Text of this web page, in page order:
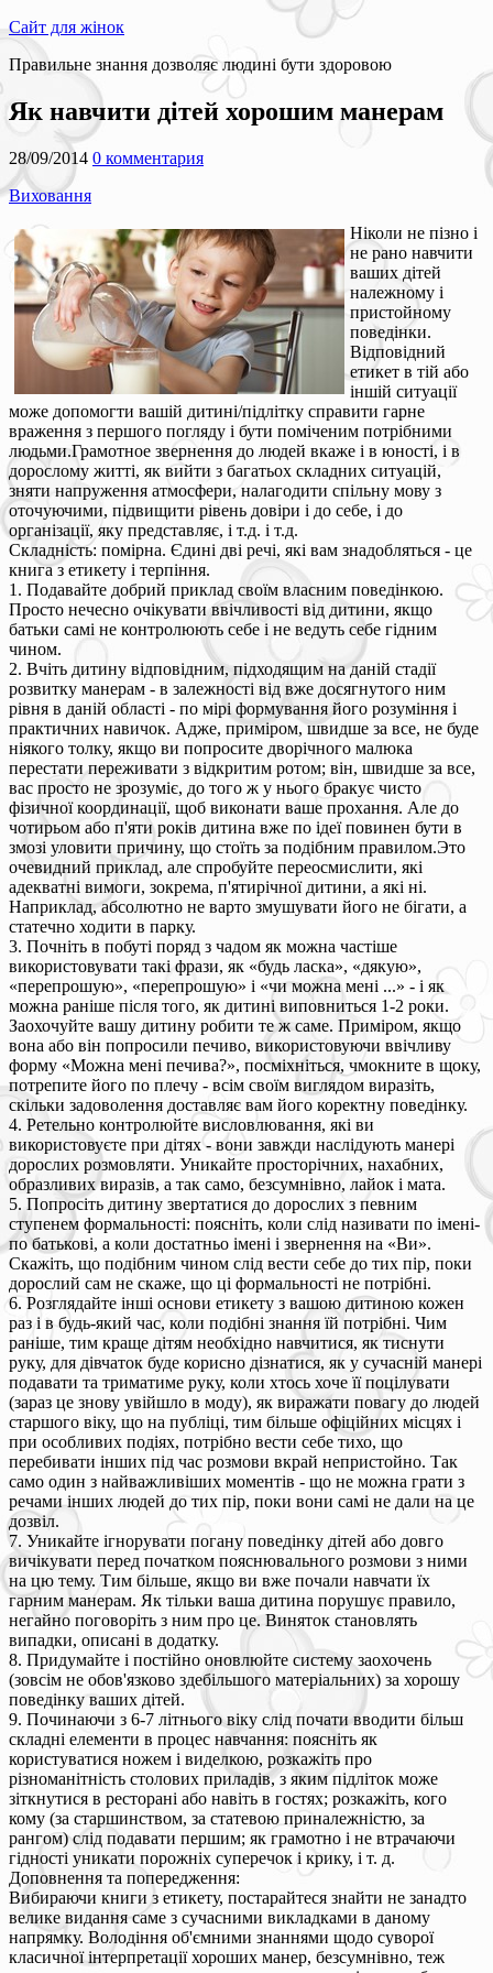
Сайт для жінок
Правильне знання дозволяє людині бути здоровою
Як навчити дітей хорошим манерам
28/09/2014 0 комментария
Виховання
Ніколи не пізно і
не рано навчити
ваших дітей
належному і
пристойному
поведінки.
Відповідний
етикет в тій або
іншій ситуації
може допомогти вашій дитині/підлітку справити гарне
враження з першого погляду і бути поміченим потрібними
людьми.Грамотное звернення до людей вкаже і в юності, і в
дорослому житті, як вийти з багатьох складних ситуацій,
зняти напруження атмосфери, налагодити спільну мову з
оточуючими, підвищити рівень довіри і до себе, і до
організації, яку представляє, і т.д. і т.д.
Складність: помірна. Єдині дві речі, які вам знадобляться - це
книга з етикету і терпіння.
1. Подавайте добрий приклад своїм власним поведінкою.
Просто нечесно очікувати ввічливості від дитини, якщо
батьки самі не контролюють себе і не ведуть себе гідним
чином.
2. Вчіть дитину відповідним, підходящим на даній стадії
розвитку манерам - в залежності від вже досягнутого ним
рівня в даній області - по мірі формування його розуміння і
практичних навичок. Адже, приміром, швидше за все, не буде
ніякого толку, якщо ви попросите дворічного малюка
перестати переживати з відкритим ротом; він, швидше за все,
вас просто не зрозуміє, до того ж у нього бракує чисто
фізичної координації, щоб виконати ваше прохання. Але до
чотирьом або п'яти років дитина вже по ідеї повинен бути в
змозі уловити причину, що стоїть за подібним правилом.Это
очевидний приклад, але спробуйте переосмислити, які
адекватні вимоги, зокрема, п'ятирічної дитини, а які ні.
Наприклад, абсолютно не варто змушувати його не бігати, а
статечно ходити в парку.
3. Почніть в побуті поряд з чадом як можна частіше
використовувати такі фрази, як «будь ласка», «дякую»,
«перепрошую», «перепрошую» і «чи можна мені ...» - і як
можна раніше після того, як дитині виповниться 1-2 роки.
Заохочуйте вашу дитину робити те ж саме. Приміром, якщо
вона або він попросили печиво, використовуючи ввічливу
форму «Можна мені печива?», посміхніться, чмокните в щоку,
потрепите його по плечу - всім своїм виглядом виразіть,
скільки задоволення доставляє вам його коректну поведінку.
4. Ретельно контролюйте висловлювання, які ви
використовуєте при дітях - вони завжди наслідують манері
дорослих розмовляти. Уникайте просторічних, нахабних,
образливих виразів, а так само, безсумнівно, лайок і мата.
5. Попросіть дитину звертатися до дорослих з певним
ступенем формальності: поясніть, коли слід називати по імені-
по батькові, а коли достатньо імені і звернення на «Ви».
Скажіть, що подібним чином слід вести себе до тих пір, поки
дорослий сам не скаже, що ці формальності не потрібні.
6. Розглядайте інші основи етикету з вашою дитиною кожен
раз і в будь-який час, коли подібні знання їй потрібні. Чим
раніше, тим краще дітям необхідно навчитися, як тиснути
руку, для дівчаток буде корисно дізнатися, як у сучасній манері
подавати та триматиме руку, коли хтось хоче її поцілувати
(зараз це знову увійшло в моду), як виражати повагу до людей
старшого віку, що на публіці, тим більше офіційних місцях і
при особливих подіях, потрібно вести себе тихо, що
перебивати інших під час розмови вкрай непристойно. Так
само один з найважливіших моментів - що не можна грати з
речами інших людей до тих пір, поки вони самі не дали на це
дозвіл.
7. Уникайте ігнорувати погану поведінку дітей або довго
вичікувати перед початком пояснювального розмови з ними
на цю тему. Тим більше, якщо ви вже почали навчати їх
гарним манерам. Як тільки ваша дитина порушує правило,
негайно поговоріть з ним про це. Виняток становлять
випадки, описані в додатку.
8. Придумайте і постійно оновлюйте систему заохочень
(зовсім не обов'язково здебільшого матеріальних) за хорошу
поведінку ваших дітей.
9. Починаючи з 6-7 літнього віку слід почати вводити більш
складні елементи в процес навчання: поясніть як
користуватися ножем і виделкою, розкажіть про
різноманітність столових приладів, з яким підліток може
зіткнутися в ресторані або навіть в гостях; розкажіть, кого
кому (за старшинством, за статевою приналежністю, за
рангом) слід подавати першим; як грамотно і не втрачаючи
гідності уникати порожніх суперечок і крику, і т. д.
Доповнення та попередження:
Вибираючи книги з етикету, постарайтеся знайти не занадто
велике видання саме з сучасними викладками в даному
напрямку. Володіння об'ємними знаннями щодо суворої
класичної інтерпретації хороших манер, безсумнівно, теж